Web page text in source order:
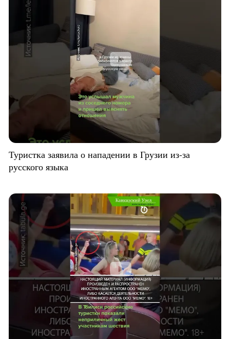
Туристка заявила о нападении в Грузии из-за
русского языка